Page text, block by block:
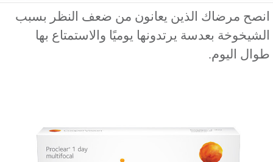
مرضاك الذين يعانون من ضعف النظر بسبب
بعدسة يرتدونها يوميًا والاستمتاع بها
اليوم.